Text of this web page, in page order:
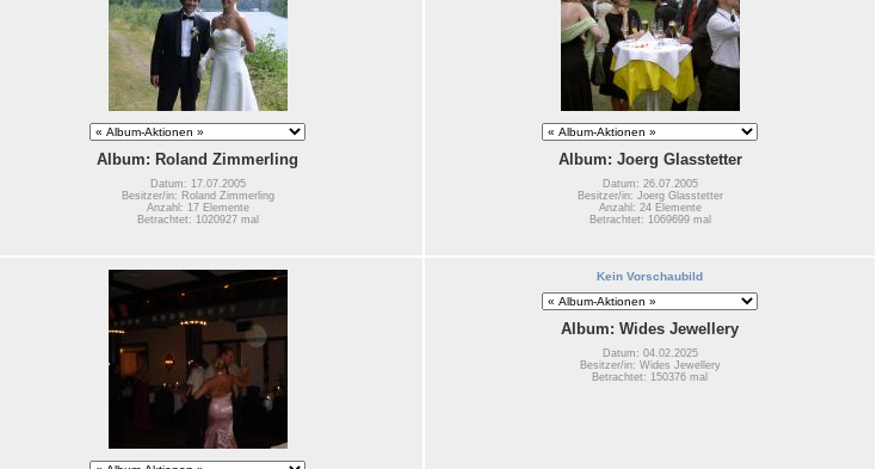
Album: Roland Zimmerling
Datum: 17.07.2005
Besitzer/in: Roland Zimmerling
Anzahl: 17 Elemente
Betrachtet: 1020927 mal
Album: Joerg Glasstetter
Datum: 26.07.2005
Besitzer/in: Joerg Glasstetter
Anzahl: 24 Elemente
Betrachtet: 1069699 mal
Kein Vorschaubild
Album: Wides Jewellery
Datum: 04.02.2025
Besitzer/in: Wides Jewellery
Betrachtet: 150376 mal